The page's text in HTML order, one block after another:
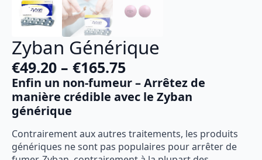
Zyban Générique
€49.20 – €165.75
Plage
de
prix :
€49.20
à
Enfin un non-fumeur – Arrêtez de
manière crédible avec le Zyban
générique
Contrairement aux autres traitements, les produits
génériques ne sont pas populaires pour arrêter de